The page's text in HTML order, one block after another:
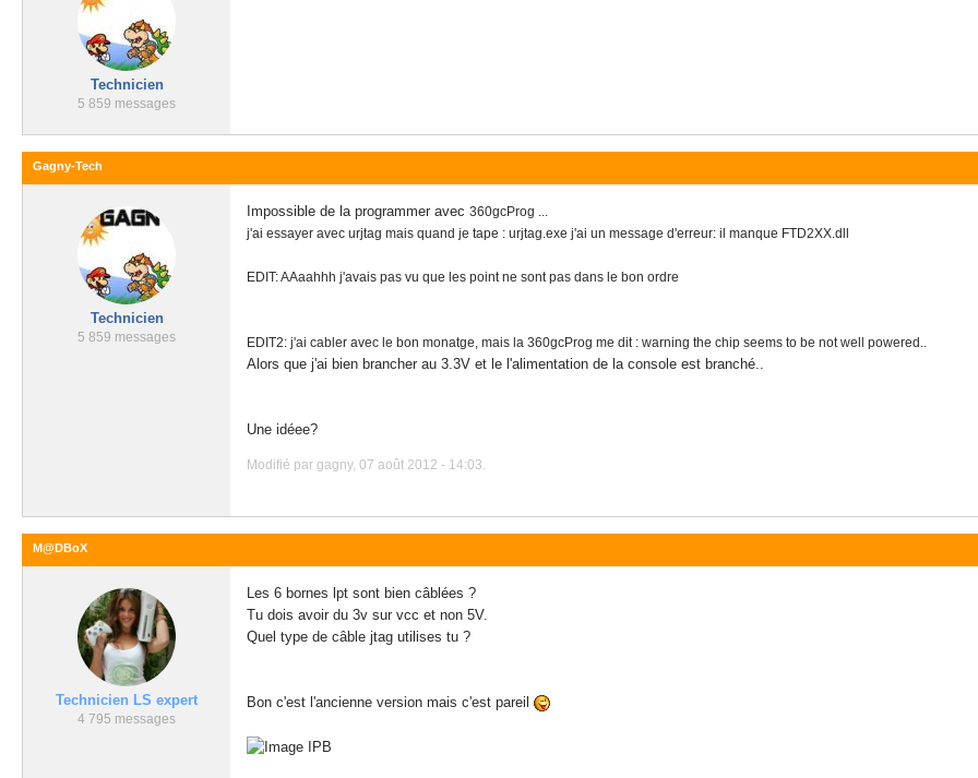
Technicien
5 859 messages
Gagny-Tech
Technicien
5 859 messages
Impossible de la programmer avec 360gcProg ...
j'ai essayer avec urjtag mais quand je tape : urjtag.exe j'ai un message d'erreur: il manque FTD2XX.dll
EDIT: AAaahhh j'avais pas vu que les point ne sont pas dans le bon ordre
EDIT2: j'ai cabler avec le bon monatge, mais la 360gcProg me dit : warning the chip seems to be not well powered..
Alors que j'ai bien brancher au 3.3V et le l'alimentation de la console est branché..
Une idéee?
Modifié par gagny, 07 août 2012 - 14:03.
M@DBoX
Technicien LS expert
4 795 messages
Les 6 bornes lpt sont bien câblées ?
Tu dois avoir du 3v sur vcc et non 5V.
Quel type de câble jtag utilises tu ?
Bon c'est l'ancienne version mais c'est pareil